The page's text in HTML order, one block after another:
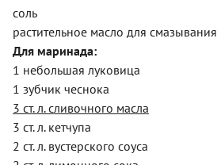
соль
растительное масло для смазывания
Для маринада:
1 небольшая луковица
1 зубчик чеснока
3 ст. л. сливочного масла
3 ст. л. кетчупа
2 ст. л. вустерского соуса